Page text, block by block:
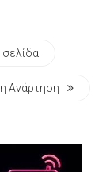
σελίδα
Ανάρτηση